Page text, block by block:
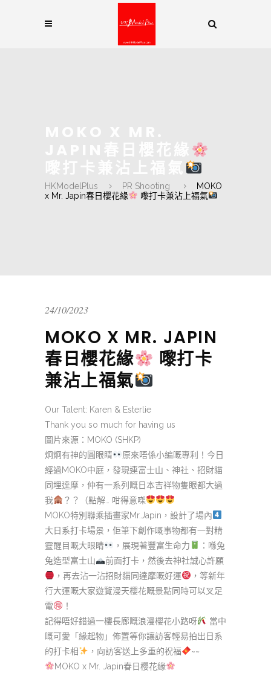
HKModelPlus PR Shooting
MOKO
x Mr. Japin春日櫻花緣
嚟打卡兼沾上福氣
24/10/2023
MOKO X MR. JAPIN
春日櫻花緣
嚟打卡
兼沾上福氣
Our Talent: Karen & Esterlie
Thank you so much for having us
圖片來源：MOKO (SHKP)
炯炯有神的圓眼睛
原來唔係小編嘅專利！今日
經過MOKO中庭，發現連富士山、神社、招財貓
同埋達摩，仲有一系列嘅日本吉祥物隻眼都大過
我
？？（點解… 咁得意㗎
MOKO特別聯乘插畫家Mr.Japin，設計了場內
大日系打卡場景，佢筆下創作嘅事物都有一對精
靈醒目嘅大眼睛
，展現著豐富生命力
：喺兔
兔造型富士山
前面打卡，然後去神社誠心許願
，再去沾一沾招財貓同達摩嘅好運
，等新年
行大運嘅大家遊覽漫天櫻花嘅景點同時可以叉足
電
！
記得唔好錯過一樓長廊嘅浪漫櫻花小路呀
當中
嘅可愛「緣起物」佈置等你讓訪客輕易拍出日系
的打卡相
，向訪客送上多重的祝福
~~
MOKO x Mr. Japin春日櫻花緣